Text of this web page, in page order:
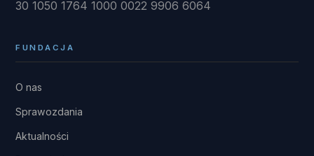
30 1050 1764 1000 0022 9906 6064
FUNDACJA
O nas
Sprawozdania
Aktualności